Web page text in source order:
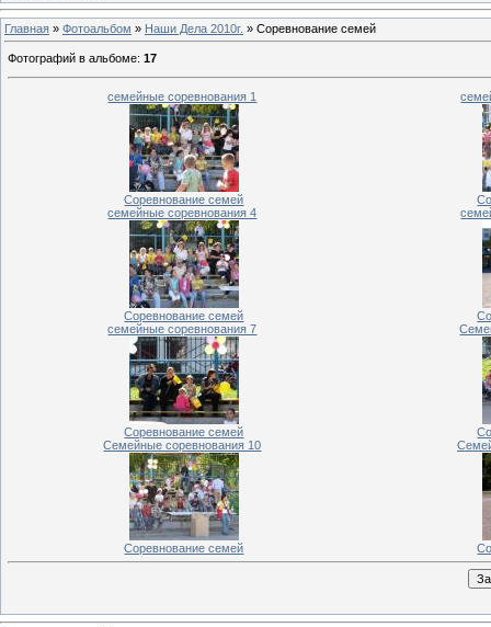
Главная » Фотоальбом » Наши Дела 2010г. » Соревнование семей
Фотографий в альбоме: 17
семейные соревнования 1
Соревнование семей
семейные соревнования 4
Соревнование семей
семейные соревнования 7
Соревнование семей
Семейные соревнования 10
Соревнование семей